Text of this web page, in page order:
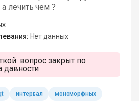
лечить чем ?
Нет данных
вопрос закрыт по
давности
интервал
мономорфных